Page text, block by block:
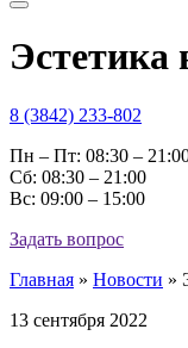
Эстетика
8 (3842) 233-802
Пн – Пт: 08:30 –
Cб: 08:30 – 21:00
Вс: 09:00 – 15:00
Задать вопрос
Главная » Новости »
13 сентября 2022